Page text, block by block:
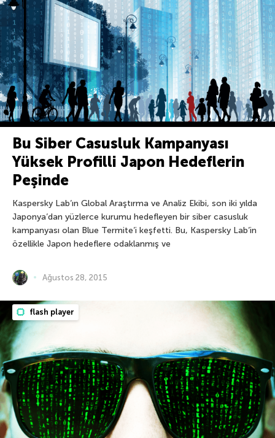
Bu Siber Casusluk Kampanyası
Yüksek Profilli Japon Hedeflerin
Peşinde
Kaspersky Lab’ın Global Araştırma ve Analiz Ekibi, son iki yılda
Japonya’dan yüzlerce kurumu hedefleyen bir siber casusluk
kampanyası olan Blue Termite’i keşfetti. Bu, Kaspersky Lab’in
özellikle Japon hedeflere odaklanmış ve
Ağustos 28, 2015
flash player